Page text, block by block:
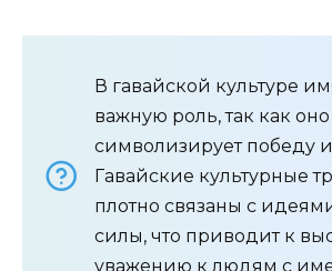
В гавайской культуре
важную роль, так как оно
символизирует победу и
Гавайские культурные
плотно связаны с
силы, что приводит к
уважению к людям с